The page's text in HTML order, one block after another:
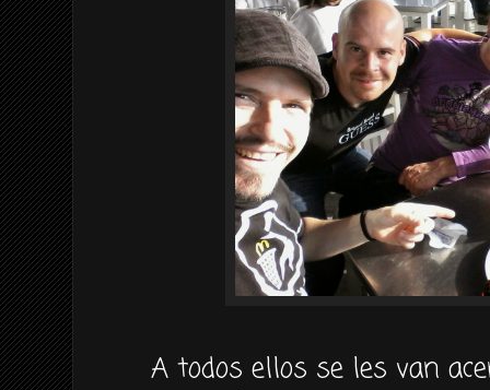
A todos ellos se les van